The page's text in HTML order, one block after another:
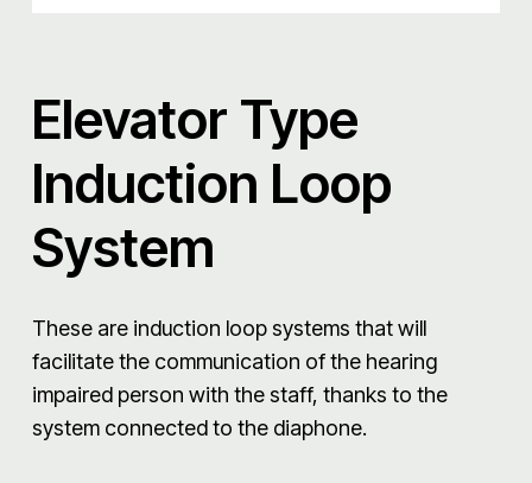
Elevator Type
Induction Loop
System
These are induction loop systems that will
facilitate the communication of the hearing
impaired person with the staff, thanks to the
system connected to the diaphone.